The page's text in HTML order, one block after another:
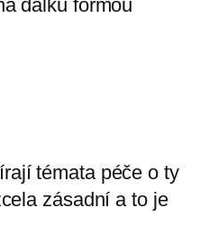
dálku formou
témata péče o ty
zásadní a to je